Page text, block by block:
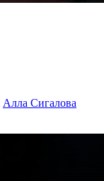
Алла Сигалова